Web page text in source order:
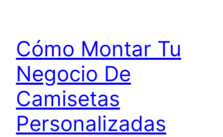
Cómo Montar Tu
Negocio De
Camisetas
Personalizadas